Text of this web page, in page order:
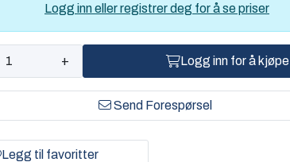
Logg inn eller registrer deg for å se priser
+ Logg inn for å kjøpe
Send Forespørsel
Legg til favoritter